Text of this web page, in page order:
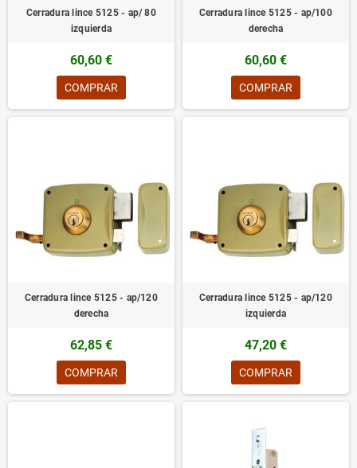
Cerradura lince 5125 - ap/ 80
izquierda
60,60 €
COMPRAR
Cerradura lince 5125 - ap/100
derecha
60,60 €
COMPRAR
Cerradura lince 5125 - ap/120
derecha
62,85 €
COMPRAR
Cerradura lince 5125 - ap/120
izquierda
47,20 €
COMPRAR